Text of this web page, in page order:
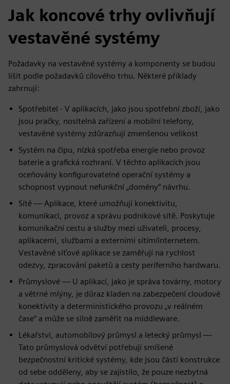
Jak koncové trhy ovlivňují
vestavěné systémy
Požadavky na vestavěné systémy a komponenty se budou
lišit podle požadavků cílového trhu. Některé příklady
zahrnují:
Spotřebitel - V aplikacích, jako jsou spotřební zboží, jako
jsou pračky, nositelná zařízení a mobilní telefony,
vestavěné systémy zdůrazňují zmenšenou velikost
Systém na čipu, nízká spotřeba energie nebo provoz
baterie a grafická rozhraní. V těchto aplikacích jsou
oceňovány konfigurovatelné operační systémy a
schopnost vypnout nefunkční „domény“ návrhu.
Sítě — Aplikace, které umožňují konektivitu,
komunikaci, provoz a správu podnikové sítě. Poskytuje
komunikační cestu a služby mezi uživateli, procesy,
aplikacemi, službami a externími sítím/internetem.
Vestavěné síťové aplikace se zaměřují na rychlost
odezvy, zpracování paketů a cesty periferního hardwaru.
Průmyslové — U aplikací, jako je správa továrny, motory
a větrné mlýny, je důraz kladen na zabezpečení cloudové
konektivity a deterministického provozu „v reálném
čase“ a může se silně zaměřit na middleware.
Lékařství, automobilový průmysl a letecký průmysl —
Tato průmyslová odvětví potřebují smíšené
bezpečnostní kritické systémy, kde jsou části konstrukce
od sebe odděleny, aby se zajistilo, že pouze nezbytná